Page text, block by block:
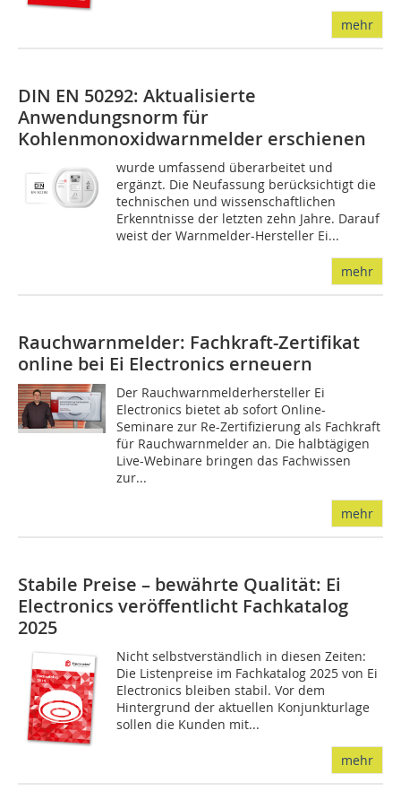
mehr
DIN EN 50292: Aktualisierte
Anwendungsnorm für
Kohlenmonoxidwarnmelder erschienen
wurde umfassend überarbeitet und
ergänzt. Die Neufassung berücksichtigt die
technischen und wissenschaftlichen
Erkenntnisse der letzten zehn Jahre. Darauf
weist der Warnmelder-Hersteller Ei...
mehr
Rauchwarnmelder: Fachkraft-Zertifikat
online bei Ei Electronics erneuern
Der Rauchwarnmelderhersteller Ei
Electronics bietet ab sofort Online-
Seminare zur Re-Zertifizierung als Fachkraft
für Rauchwarnmelder an. Die halbtägigen
Live-Webinare bringen das Fachwissen
zur...
mehr
Stabile Preise – bewährte Qualität: Ei
Electronics veröffentlicht Fachkatalog
2025
Nicht selbstverständlich in diesen Zeiten:
Die Listenpreise im Fachkatalog 2025 von Ei
Electronics bleiben stabil. Vor dem
Hintergrund der aktuellen Konjunkturlage
sollen die Kunden mit...
mehr